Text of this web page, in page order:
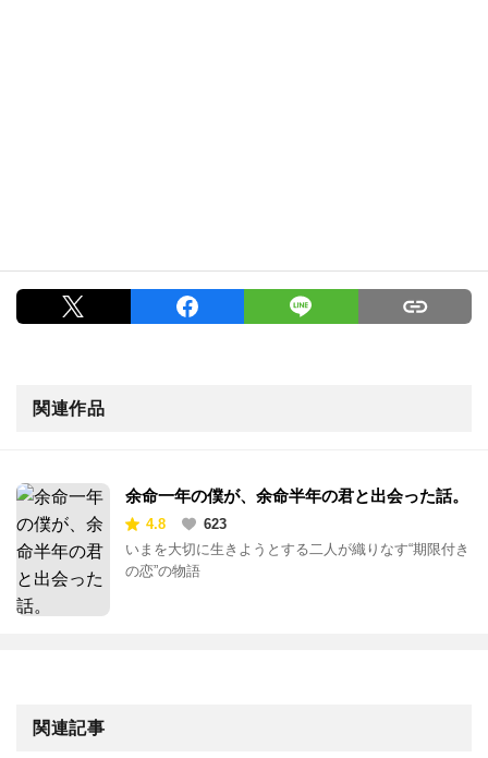
関連作品
余命一年の僕が、余命半年の君と出会った話。
4.8
623
いまを大切に生きようとする二人が織りなす“期限付き
の恋”の物語
関連記事